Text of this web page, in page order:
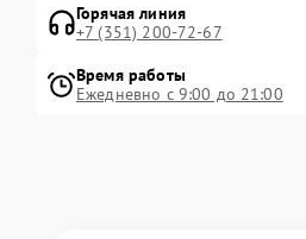
Горячая линия
+7 (351) 200-72-67
Время работы
Ежедневно с 9:00 до 21:00